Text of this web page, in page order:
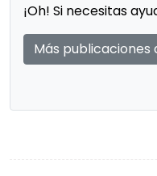
¡Oh! Si necesitas
Más publicaciones